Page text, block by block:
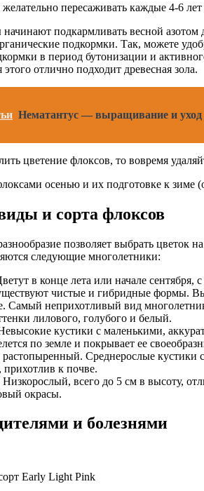
пересаживать каждые 4-6 лет
подкармливать весной
подкормки. Так, можете
в период бутонизации и
отлично подходит древесная зола.
Нематантус — выращивание и
цветение флоксов, то вовремя
осенью и их подготовке к зиме
и сорта флоксов
позволяет выбрать
следующие многолетники:
в конце лета или начале
чистые и гибридные формы.
Самый неприхотливый вид
лилового, голубого и белый.
кустики с маленькими,
по земле и покрывает ее
Среднерослые кустики
прихотлив к почве.
всего до 5 см в высоту,
окрасы.
и болезнями
Early Light Pink